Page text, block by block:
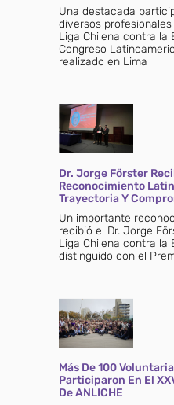
Una destacada
diversos
Liga Chilena contra la
Congreso
realizado en Lima
Dr. Jorge Förster
Reconocimiento
Trayectoria Y
Un importante
recibió el Dr. Jorge
Liga Chilena contra la
distinguido con el
Más De 100
Participaron En El
De ANLICHE